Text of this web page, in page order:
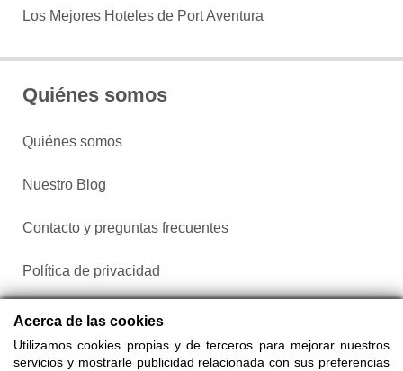
Los Mejores Hoteles de Port Aventura
Quiénes somos
Quiénes somos
Nuestro Blog
Contacto y preguntas frecuentes
Política de privacidad
Configurar cookies
Acerca de las cookies
Utilizamos cookies propias y de terceros para mejorar nuestros
servicios y mostrarle publicidad relacionada con sus preferencias